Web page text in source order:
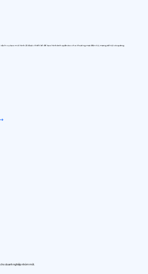
dịch vụ tạo mô hình AI được thiết kế để tạo hình ảnh quần áo cho thương mại điện tử, mạng xã hội và quảng
doanh nghiệp nhóm mới.